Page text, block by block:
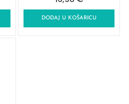
DODAJ U KOŠARICU